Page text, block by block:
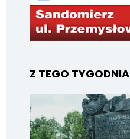
Z TEGO TYGODNIA